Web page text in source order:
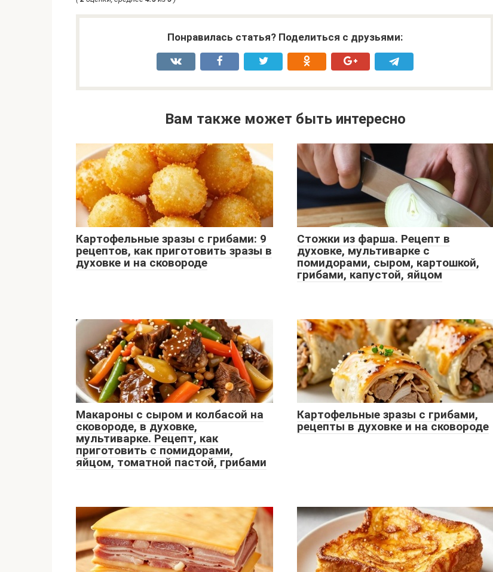
Понравилась статья? Поделиться с друзьями:
Вам также может быть интересно
Картофельные зразы с грибами: 9
рецептов, как приготовить зразы в
духовке и на сковороде
Стожки из фарша. Рецепт в
духовке, мультиварке с
помидорами, сыром, картошкой,
грибами, капустой, яйцом
Макароны с сыром и колбасой на
сковороде, в духовке,
мультиварке. Рецепт, как
приготовить с помидорами,
яйцом, томатной пастой, грибами
Картофельные зразы с грибами,
рецепты в духовке и на сковороде